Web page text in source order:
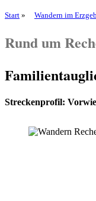
Start » Wandern im
Rund um
Streckenprofil: